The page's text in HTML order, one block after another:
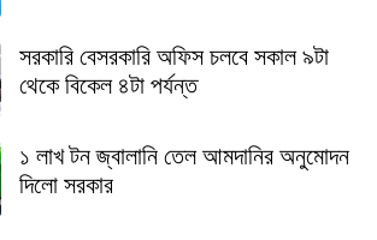
সরকারি বেসরকারি অফিস চলবে সকাল ৯টা
থেকে বিকেল ৪টা পর্যন্ত
১ লাখ টন জ্বালানি তেল আমদানির অনুমোদন
দিলো সরকার